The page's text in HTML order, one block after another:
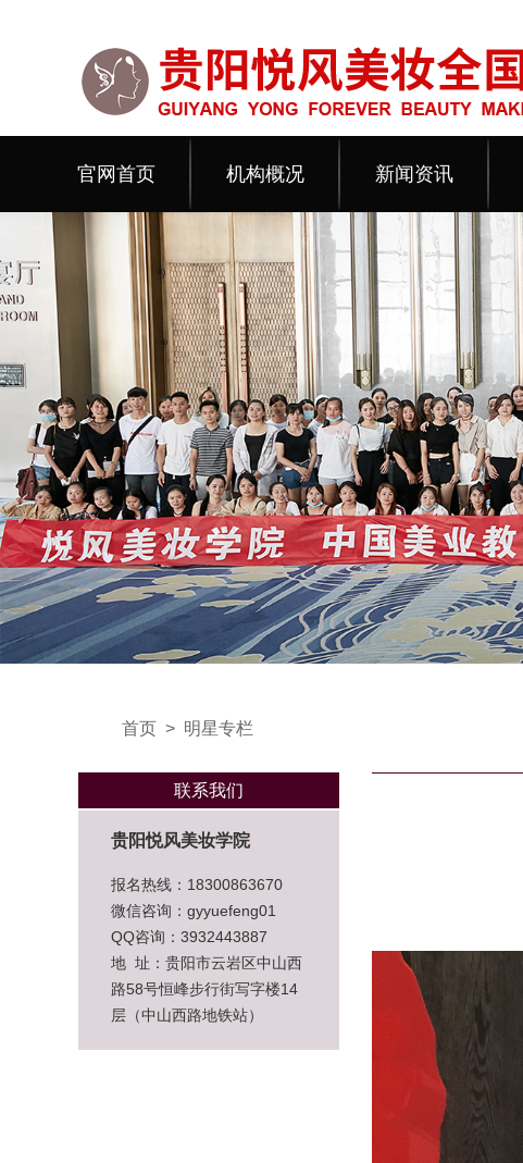
官网首页 机构概况 新闻资讯
首页 > 明星专栏
联系我们
贵阳悦风美妆学院
报名热线：18300863670
微信咨询：gyyuefeng01
QQ咨询：3932443887
地 址：贵阳市云岩区中山西
路58号恒峰步行街写字楼14
层（中山西路地铁站）